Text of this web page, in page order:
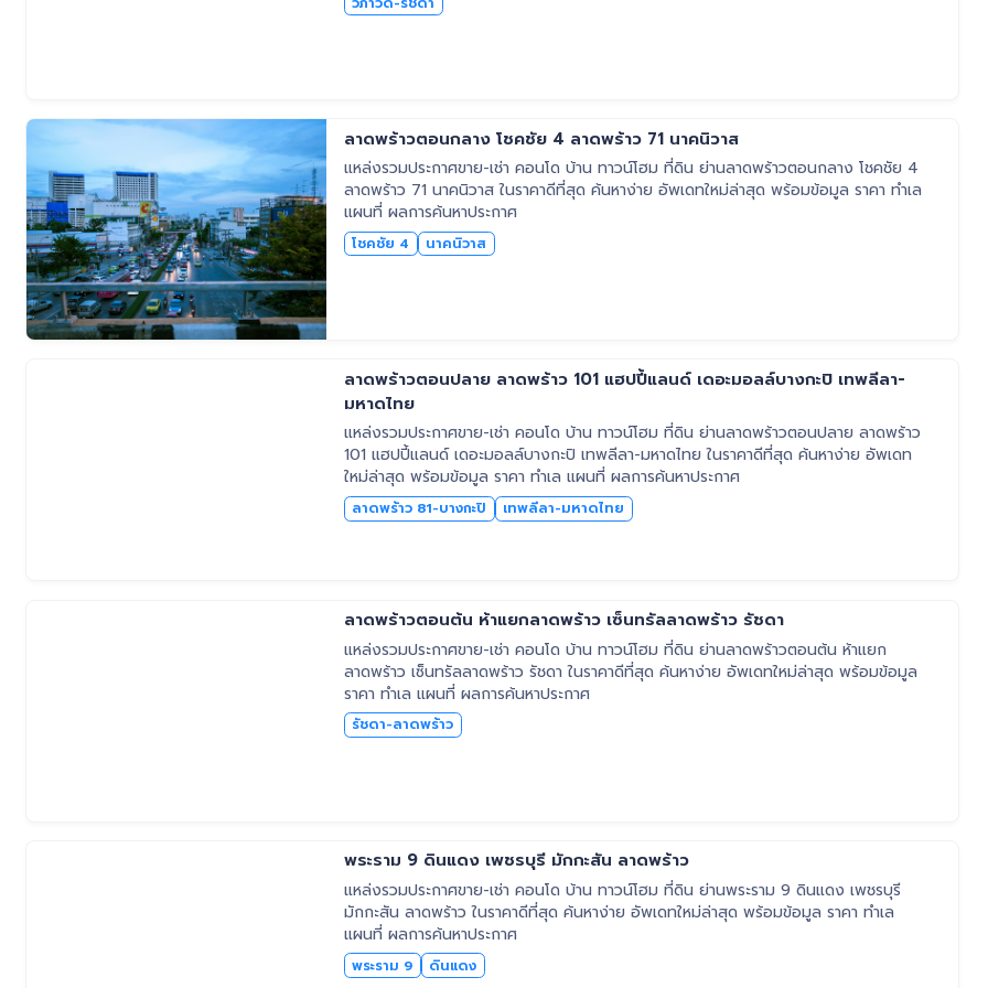
ลาดพร้าวตอนกลาง โชคชัย 4 ลาดพร้าว 71 นาคนิวาส
แหล่งรวมประกาศขาย-เช่า คอนโด บ้าน ทาวน์โฮม ที่ดิน ย่านลาดพร้าวตอนกลาง โชคชัย 4
ลาดพร้าว 71 นาคนิวาส ในราคาดีที่สุด ค้นหาง่าย อัพเดทใหม่ล่าสุด พร้อมข้อมูล ราคา ทำเล
แผนที่ ผลการค้นหาประกาศ
โชคชัย 4 นาคนิวาส
ลาดพร้าวตอนปลาย ลาดพร้าว 101 แฮปปี้แลนด์ เดอะมอลล์บางกะปิ เทพลีลา-
มหาดไทย
แหล่งรวมประกาศขาย-เช่า คอนโด บ้าน ทาวน์โฮม ที่ดิน ย่านลาดพร้าวตอนปลาย ลาดพร้าว
101 แฮปปี้แลนด์ เดอะมอลล์บางกะปิ เทพลีลา-มหาดไทย ในราคาดีที่สุด ค้นหาง่าย อัพเดท
ใหม่ล่าสุด พร้อมข้อมูล ราคา ทำเล แผนที่ ผลการค้นหาประกาศ
ลาดพร้าว 81-บางกะปิ เทพลีลา-มหาดไทย
ลาดพร้าวตอนต้น ห้าแยกลาดพร้าว เซ็นทรัลลาดพร้าว รัชดา
แหล่งรวมประกาศขาย-เช่า คอนโด บ้าน ทาวน์โฮม ที่ดิน ย่านลาดพร้าวตอนต้น ห้าแยก
ลาดพร้าว เซ็นทรัลลาดพร้าว รัชดา ในราคาดีที่สุด ค้นหาง่าย อัพเดทใหม่ล่าสุด พร้อมข้อมูล
ราคา ทำเล แผนที่ ผลการค้นหาประกาศ
รัชดา-ลาดพร้าว
พระราม 9 ดินแดง เพชรบุรี มักกะสัน ลาดพร้าว
แหล่งรวมประกาศขาย-เช่า คอนโด บ้าน ทาวน์โฮม ที่ดิน ย่านพระราม 9 ดินแดง เพชรบุรี
มักกะสัน ลาดพร้าว ในราคาดีที่สุด ค้นหาง่าย อัพเดทใหม่ล่าสุด พร้อมข้อมูล ราคา ทำเล
แผนที่ ผลการค้นหาประกาศ
พระราม 9 ดินแดง